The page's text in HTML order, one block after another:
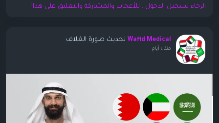
الرجاء تسجيل الدخول , للأعجاب والمشاركة والتعليق على هذا!
Wafid Medical تحديث صورة الغلاف
منذ ٤ أيام